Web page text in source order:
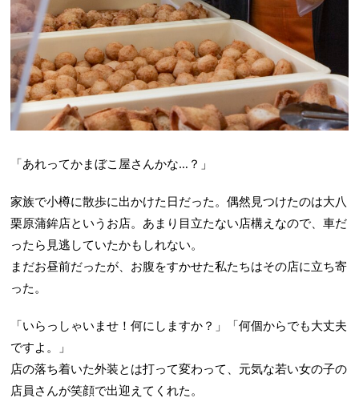
「あれってかまぼこ屋さんかな…？」
家族で小樽に散歩に出かけた日だった。偶然見つけたのは大八
栗原蒲鉾店というお店。あまり目立たない店構えなので、車だ
ったら見逃していたかもしれない。
まだお昼前だったが、お腹をすかせた私たちはその店に立ち寄
った。
「いらっしゃいませ！何にしますか？」「何個からでも大丈夫
ですよ。」
店の落ち着いた外装とは打って変わって、元気な若い女の子の
店員さんが笑顔で出迎えてくれた。